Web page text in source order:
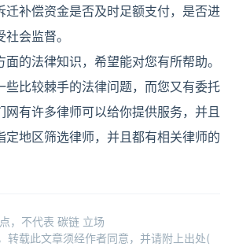
迁补偿资金是否及时足额支付，是否进
会监督。
的法律知识，希望能对您有所帮助。
些比较棘手的法律问题，而您又有委托
网有许多律师可以给你提供服务，并且
定地区筛选律师，并且都有相关律师的
，不代表 碳链 立场
转载此文章须经作者同意，并请附上出处(